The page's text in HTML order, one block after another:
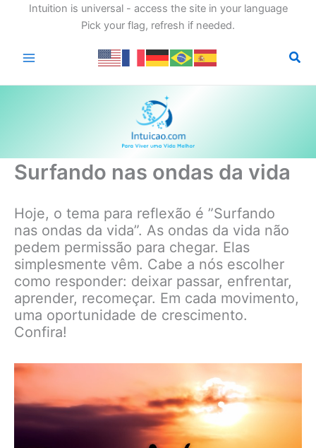
Intuition is universal - access the site in your language
Pick your flag, refresh if needed.
Surfando nas ondas da vida
Hoje, o tema para reflexão é ”Surfando
nas ondas da vida”. As ondas da vida não
pedem permissão para chegar. Elas
simplesmente vêm. Cabe a nós escolher
como responder: deixar passar, enfrentar,
aprender, recomeçar. Em cada movimento,
uma oportunidade de crescimento.
Confira!